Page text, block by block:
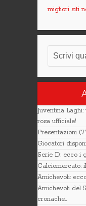
migliori siti
Juventina
rosa ufficiale!
Presentazioni
Giocatori
Serie D: ecco i
Calciomercato:
Amichevoli:
Amichevoli del
cronache..